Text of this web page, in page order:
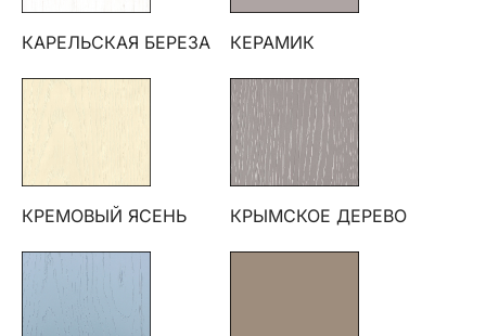
КАРЕЛЬСКАЯ БЕРЕЗА КЕРАМИК
КРЕМОВЫЙ ЯСЕНЬ КРЫМСКОЕ ДЕРЕВО